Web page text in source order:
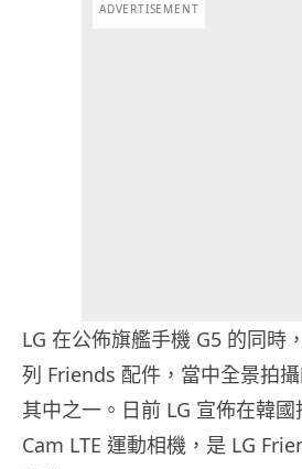
ADVERTISEMENT
LG 在公佈旗艦手機 G5 的同時
列 Friends 配件，當中全景拍
其中之一。日前 LG 宣佈在韓
Cam LTE 運動相機，是 LG